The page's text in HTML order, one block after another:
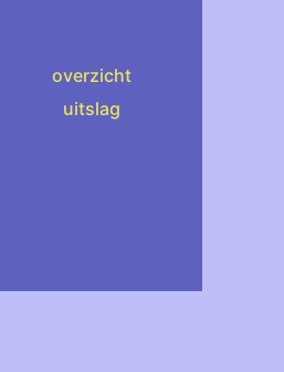
overzicht
uitslag